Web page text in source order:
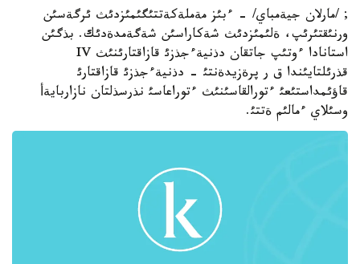
; /مارلان جيةمباي/ - ءبئز مةملةكةتتئگئمئزدئث ئرگةسئن
ورنئقتئرئپ، ةلئمئزدئث شةكاراسئن شةگةمدةدئك. بذگئن
استانادا ءوتئپ جاتقان دذنيةءجذزئ قازاقتارئنئث IV
قذرئلتايئندا ق ر پرةزيدةنتئ - دذنيةءجذزئ قازاقتارئ
قاؤئمداستئعئ ءتورالقاسئنئث ءتوراعاسئ نذرسذلتان نازاربايةأ
وسئلاي ءمالئم ةتتئ.